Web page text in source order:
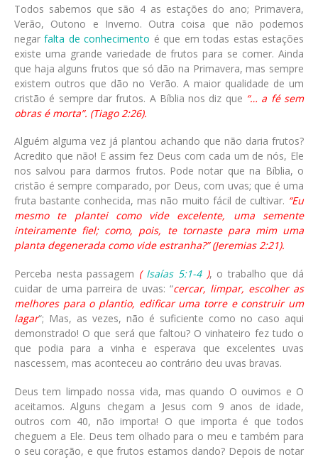
Todos sabemos que são 4 as estações do ano; Primavera,
Verão, Outono e Inverno. Outra coisa que não podemos
negarfalta de conhecimento é que em todas estas estações
existe uma grande variedade de frutos para se comer. Ainda
que haja alguns frutos que só dão na Primavera, mas sempre
existem outros que dão no Verão. A maior qualidade de um
cristão é sempre dar frutos. A Bíblia nos diz que “… a fé sem
obras é morta”. (Tiago 2:26).
Alguém alguma vez já plantou achando que não daria frutos?
Acredito que não! E assim fez Deus com cada um de nós, Ele
nos salvou para darmos frutos. Pode notar que na Bíblia, o
cristão é sempre comparado, por Deus, com uvas; que é uma
fruta bastante conhecida, mas não muito fácil de cultivar. “Eu
mesmo te plantei como vide excelente, uma semente
inteiramente fiel; como, pois, te tornaste para mim uma
planta degenerada como vide estranha?” (Jeremias 2:21).
Perceba nesta passagem ( Isaías 5:1-4), o trabalho que dá
cuidar de uma parreira de uvas: “cercar, limpar, escolher as
melhores para o plantio, edificar uma torre e construir um
lagar“; Mas, as vezes, não é suficiente como no caso aqui
demonstrado! O que será que faltou? O vinhateiro fez tudo o
que podia para a vinha e esperava que excelentes uvas
nascessem, mas aconteceu ao contrário deu uvas bravas.
Deus tem limpado nossa vida, mas quando O ouvimos e O
aceitamos. Alguns chegam a Jesus com 9 anos de idade,
outros com 40, não importa! O que importa é que todos
cheguem a Ele. Deus tem olhado para o meu e também para
o seu coração, e que frutos estamos dando? Depois de notar